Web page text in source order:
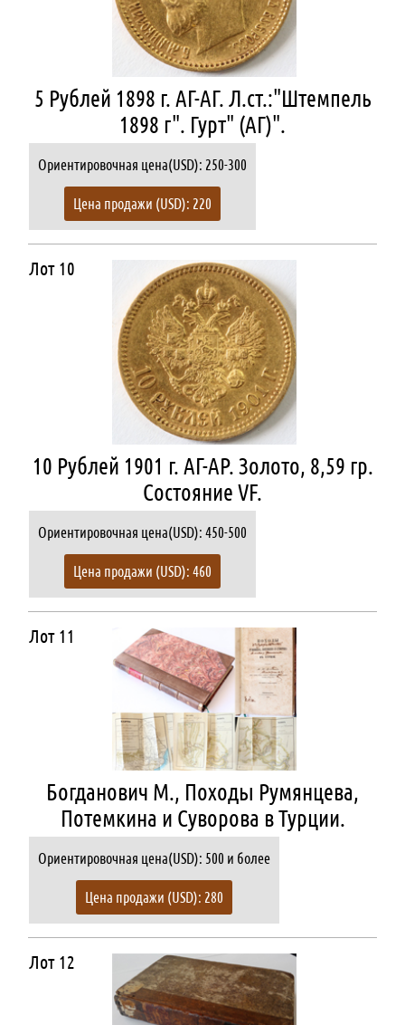
5 Рублей 1898 г. АГ-АГ. Л.ст.:"Штемпель
1898 г". Гурт" (АГ)".
Ориентировочная цена(USD): 250-300
Цена продажи (USD): 220
Лот 10
10 Рублей 1901 г. АГ-АР. Золото, 8,59 гр.
Состояние VF.
Ориентировочная цена(USD): 450-500
Цена продажи (USD): 460
Лот 11
Богданович М., Походы Румянцева,
Потемкина и Суворова в Турции.
Ориентировочная цена(USD): 500 и более
Цена продажи (USD): 280
Лот 12